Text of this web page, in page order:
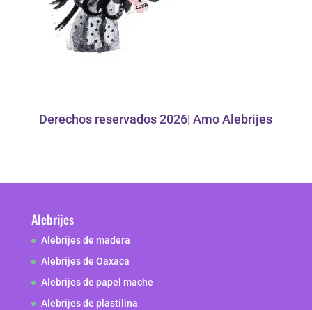
Derechos reservados 2026| Amo Alebrijes
Alebrijes
Alebrijes de madera
Alebrijes de Oaxaca
Alebrijes de papel mache
Alebrijes de plastilina